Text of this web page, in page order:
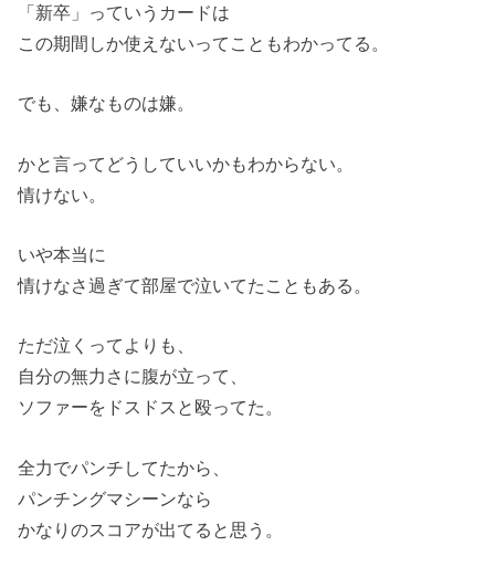
「新卒」っていうカードは
この期間しか使えないってこともわかってる。
でも、嫌なものは嫌。
かと言ってどうしていいかもわからない。
情けない。
いや本当に
情けなさ過ぎて部屋で泣いてたこともある。
ただ泣くってよりも、
自分の無力さに腹が立って、
ソファーをドスドスと殴ってた。
全力でパンチしてたから、
パンチングマシーンなら
かなりのスコアが出てると思う。